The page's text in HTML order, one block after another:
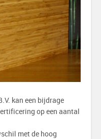
kan een bijdrage
op een aantal
met de hoog